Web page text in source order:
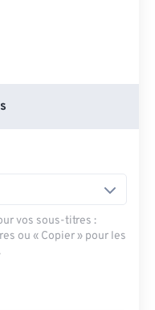
vos sous-titres :
ou « Copier » pour les